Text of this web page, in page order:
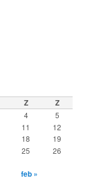
Z
Z
4
5
11
12
18
19
25
26
feb »